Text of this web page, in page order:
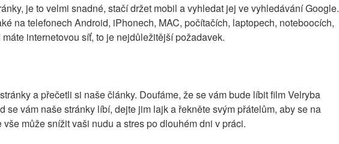
je to velmi snadné, stačí držet mobil a vyhledat jej ve vyhledávání Google.
na telefonech Android, iPhonech, MAC, počítačích, laptopech, noteboocích,
internetovou síť, to je nejdůležitější požadavek.
a přečetli si naše články. Doufáme, že se vám bude líbit film Velryba
se vám naše stránky líbí, dejte jim lajk a řekněte svým přátelům, aby se na
může snížit vaši nudu a stres po dlouhém dni v práci.